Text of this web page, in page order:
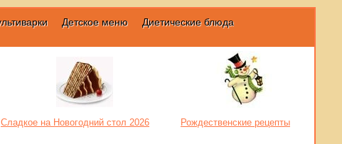
Детское меню
Диетические блюда
Сладкое на Новогодний стол 2026 Рождественские рецепты